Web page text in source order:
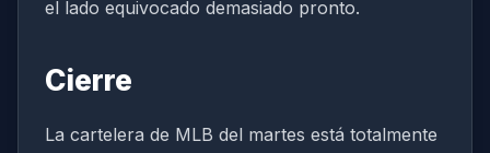
el lado equivocado demasiado pronto.
Cierre
La cartelera de MLB del martes está totalmente